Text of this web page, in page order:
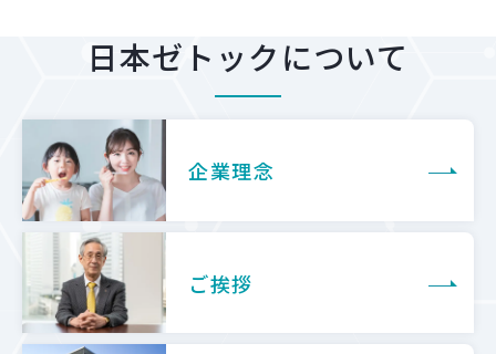
日本ゼトックについて
企業理念
ご挨拶